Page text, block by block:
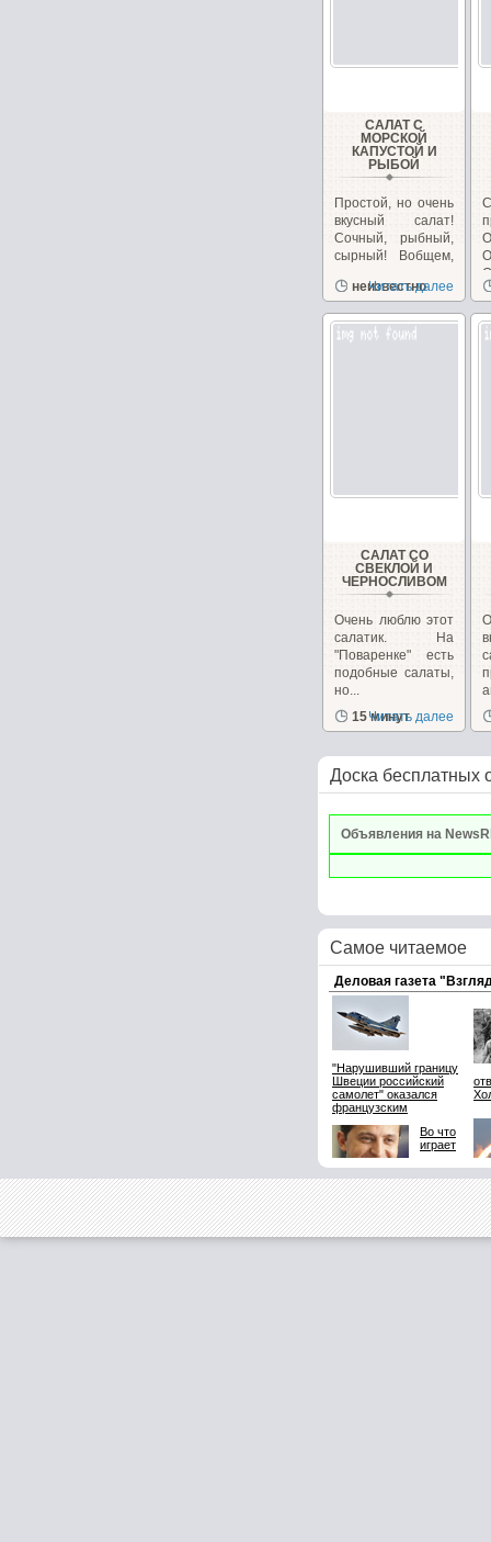
САЛАТ С
МОРСКОЙ
КАПУСТОЙ И
РЫБОЙ
Простой, но очень
вкусный салат!
Сочный, рыбный,
сырный! Вобщем,
удовольствие!...
неизвестно
Читать далее
САЛАТ СО
СВЕКЛОЙ И
ЧЕРНОСЛИВОМ
Очень люблю этот
салатик. На
"Поваренке" есть
подобные салаты,
но...
15 минут
Читать далее
Доска бесплатных
Объявления на
Самое читаемое